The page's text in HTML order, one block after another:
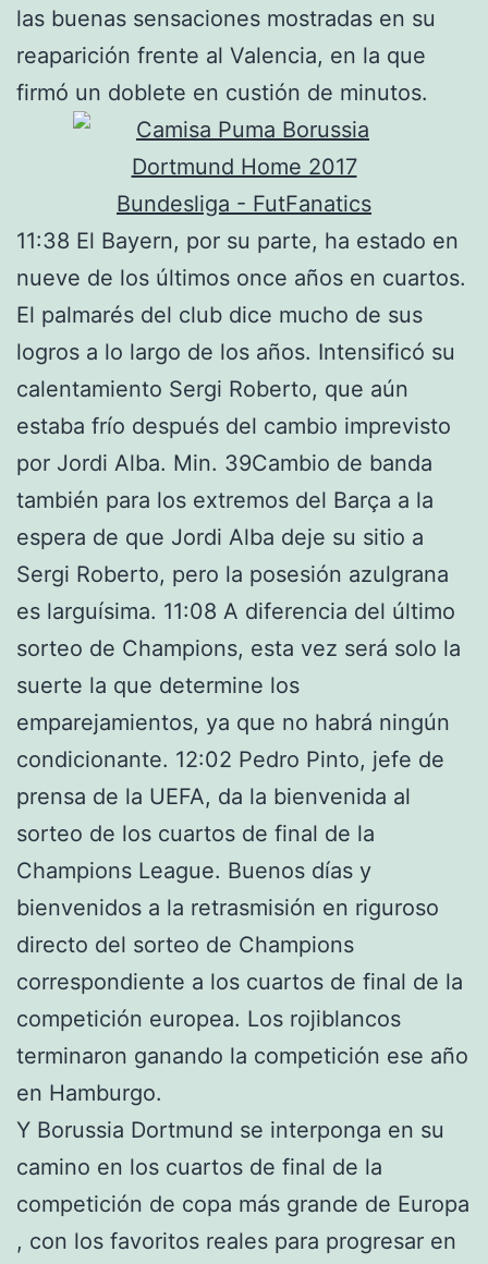
las buenas sensaciones mostradas en su
reaparición frente al Valencia, en la que
firmó un doblete en custión de minutos.
11:38 El Bayern, por su parte, ha estado en
nueve de los últimos once años en cuartos.
El palmarés del club dice mucho de sus
logros a lo largo de los años. Intensificó su
calentamiento Sergi Roberto, que aún
estaba frío después del cambio imprevisto
por Jordi Alba. Min. 39Cambio de banda
también para los extremos del Barça a la
espera de que Jordi Alba deje su sitio a
Sergi Roberto, pero la posesión azulgrana
es larguísima. 11:08 A diferencia del último
sorteo de Champions, esta vez será solo la
suerte la que determine los
emparejamientos, ya que no habrá ningún
condicionante. 12:02 Pedro Pinto, jefe de
prensa de la UEFA, da la bienvenida al
sorteo de los cuartos de final de la
Champions League. Buenos días y
bienvenidos a la retrasmisión en riguroso
directo del sorteo de Champions
correspondiente a los cuartos de final de la
competición europea. Los rojiblancos
terminaron ganando la competición ese año
en Hamburgo.
Y Borussia Dortmund se interponga en su
camino en los cuartos de final de la
competición de copa más grande de Europa
, con los favoritos reales para progresar en